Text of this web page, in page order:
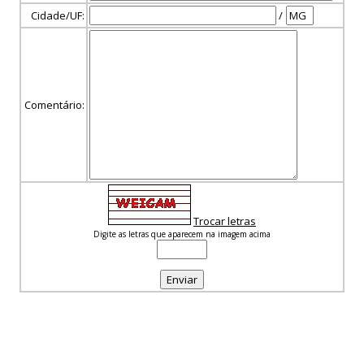
Cidade/UF:
/
Comentário:
Trocar letras
Digite as letras que aparecem na imagem acima